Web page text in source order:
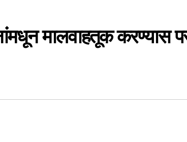
मालवाहतूक करण्यास